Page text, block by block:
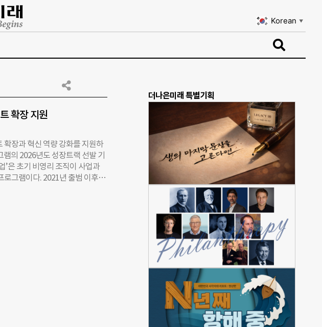
Korean ▼
확장 지원
장과 혁신 역량 강화를 지원하
의 2026년도 성장트랙 선발 기
’은 초기 비영리 조직이 사업과
그램이다. 2021년 출범 이후 뉴
더나은미래 특별기획